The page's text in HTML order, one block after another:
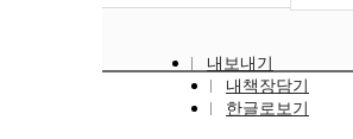
내보내기
내책장담기
한글로보기